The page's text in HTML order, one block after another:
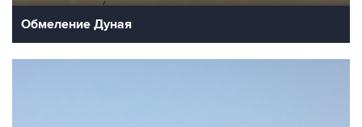
Обмеление Дуная